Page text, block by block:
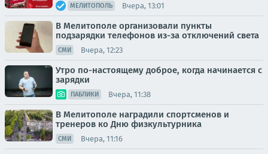
МЕЛИТОПОЛЬ Вчера, 13:01
В Мелитополе организовали пункты
подзарядки телефонов из-за отключений света
СМИ Вчера, 12:23
Утро по-настоящему доброе, когда начинается с
зарядки
ПАБЛИКИ Вчера, 11:38
В Мелитополе наградили спортсменов и
тренеров ко Дню физкультурника
СМИ Вчера, 11:16